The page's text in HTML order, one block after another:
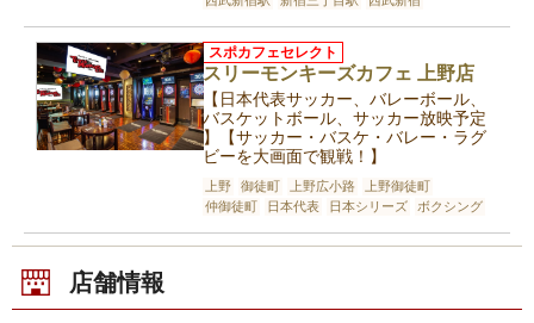
スリーモンキーズカフェ 上野店
スポカフェセレクト
【日本代表サッカー、バレーボール、
バスケットボール、サッカー放映予定
】【サッカー・バスケ・バレー・ラグ
ビーを大画面で観戦！】
上野 御徒町 上野広小路
上野御徒町
仲御徒町
日本代表 日本シリーズ ボクシング
店舗情報